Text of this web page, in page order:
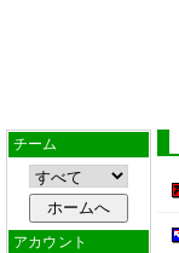
チーム
アカウント